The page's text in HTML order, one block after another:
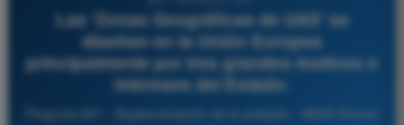
Las 'Zonas Geográficas de UAS' se
diseñan en la Unión Europea
principalmente por tres grandes motivos o
intereses del Estado: